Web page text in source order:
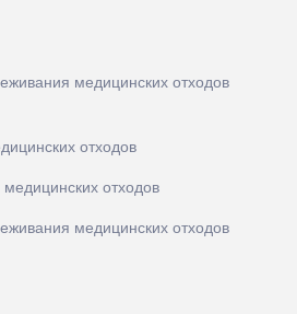
медицинских отходов
отходов
отходов
медицинских отходов